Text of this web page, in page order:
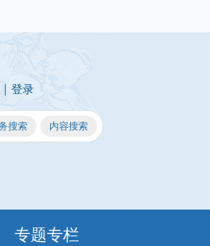
| 登录
专题专栏